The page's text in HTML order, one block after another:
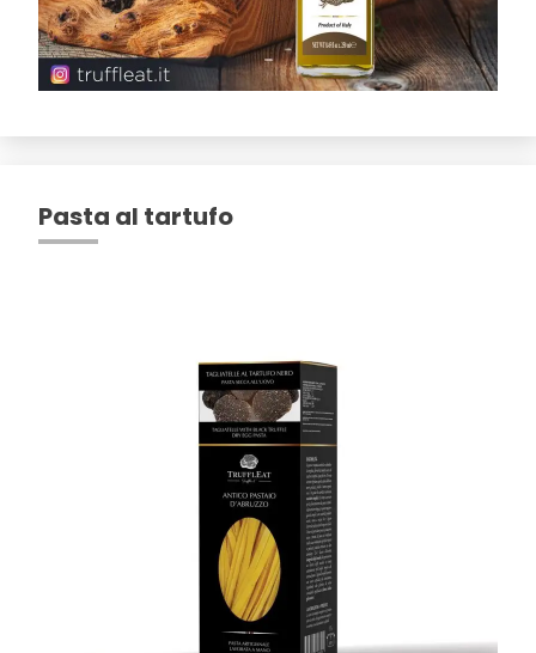
Pasta al tartufo